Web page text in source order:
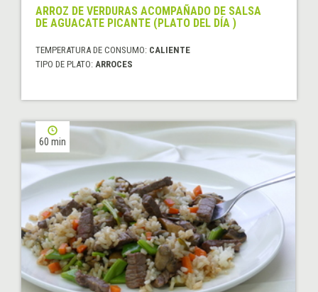
ARROZ DE VERDURAS ACOMPAÑADO DE SALSA
DE AGUACATE PICANTE (PLATO DEL DÍA )
TEMPERATURA DE CONSUMO: CALIENTE
TIPO DE PLATO: ARROCES
60 min